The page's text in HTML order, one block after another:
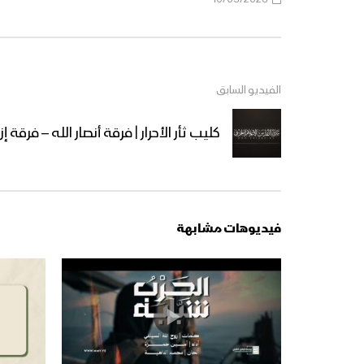
الفيديو السابق
كليب ثأر الأحرار | فرقة أنصار الله – فرقة إزار
فيديوهات مشابهة